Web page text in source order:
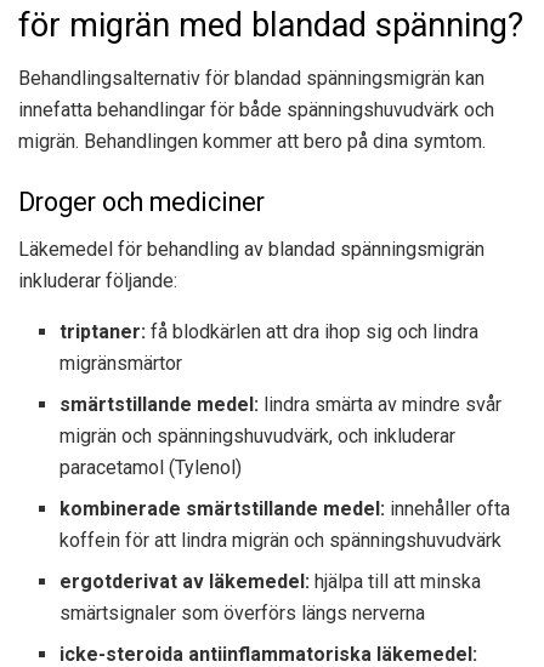
för migrän med blandad spänning?
Behandlingsalternativ för blandad spänningsmigrän kan
innefatta behandlingar för både spänningshuvudvärk och
migrän. Behandlingen kommer att bero på dina symtom.
Droger och mediciner
Läkemedel för behandling av blandad spänningsmigrän
inkluderar följande:
triptaner: få blodkärlen att dra ihop sig och lindra
migränsmärtor
smärtstillande medel: lindra smärta av mindre svår
migrän och spänningshuvudvärk, och inkluderar
paracetamol (Tylenol)
kombinerade smärtstillande medel: innehåller ofta
koffein för att lindra migrän och spänningshuvudvärk
ergotderivat av läkemedel: hjälpa till att minska
smärtsignaler som överförs längs nerverna
icke-steroida antiinflammatoriska läkemedel: